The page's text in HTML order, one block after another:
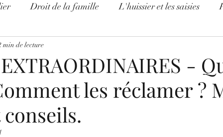
Droit de la famille L'huissier et les saisies
droit Légende urbaine
- INFOS Leçon de droit pour tous
-
les réclamer ?
min de lecture